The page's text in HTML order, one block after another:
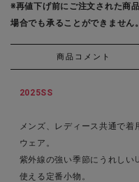
※再値下げ前にご注文された商
場合でも承ることができません。
商品コメント
2025SS
メンズ、レディース共通で
ウェア。
紫外線の強い季節にうれしい
使える定番小物。